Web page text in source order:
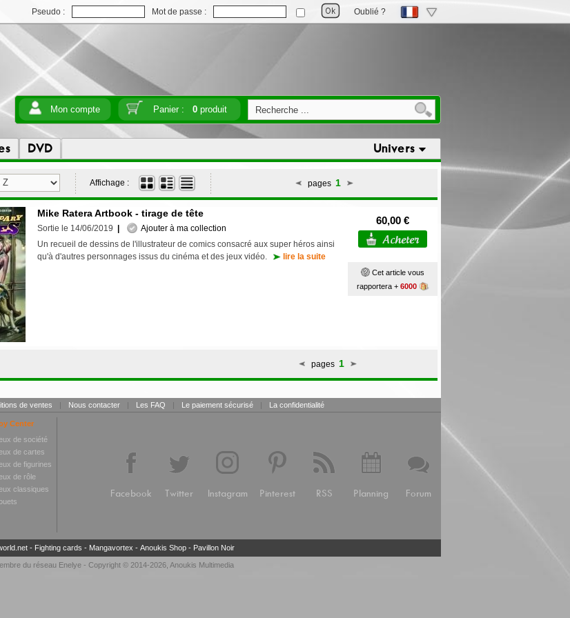
Pseudo : Mot de passe : Oublié ?
Mon compte Panier : 0produit
DVD Univers
Affichage : pages 1
Mike Ratera Artbook - tirage de tête
Sortie le 14/06/2019
Ajouter à ma collection
Un recueil de dessins de l'illustrateur de comics consacré aux super héros ainsi
qu'à d'autres personnages issus du cinéma et des jeux vidéo.
lire la suite
60,00 €
Cet article vous
rapportera + 6000
pages 1
de ventes | Nous contacter | Les FAQ | Le paiement sécurisé | La confidentialité
Center
de société
de cartes
de figurines
de rôle
classiques
Facebook Twitter Instagram Pinterest RSS Planning Forum
- Fighting cards - Mangavortex - Anoukis Shop- Pavillon Noir
du réseau Enelye - Copyright © 2014-2026, Anoukis Multimedia